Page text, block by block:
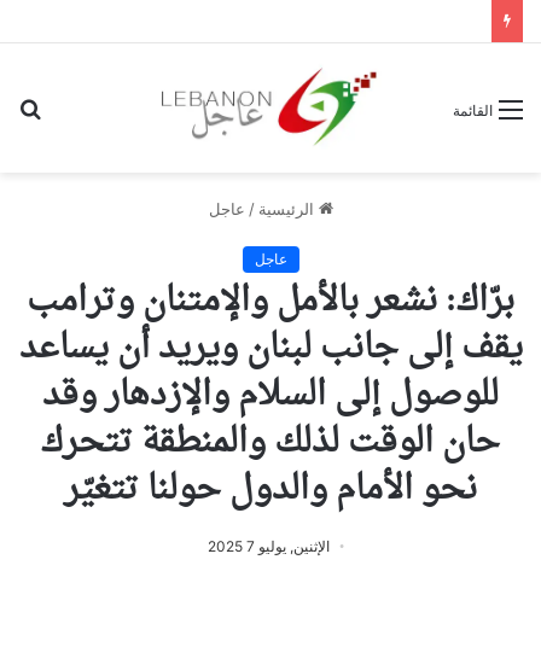
القائمة
الرئيسية / عاجل
عاجل
برّاك: نشعر بالأمل والإمتنان وترامب
يقف إلى جانب لبنان ويريد أن يساعد
للوصول إلى السلام والإزدهار وقد
حان الوقت لذلك والمنطقة تتحرك
نحو الأمام والدول حولنا تتغيّر
الإثنين, يوليو 7 2025